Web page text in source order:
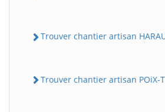
Trouver chantier artisan
Trouver chantier artisan POiX-